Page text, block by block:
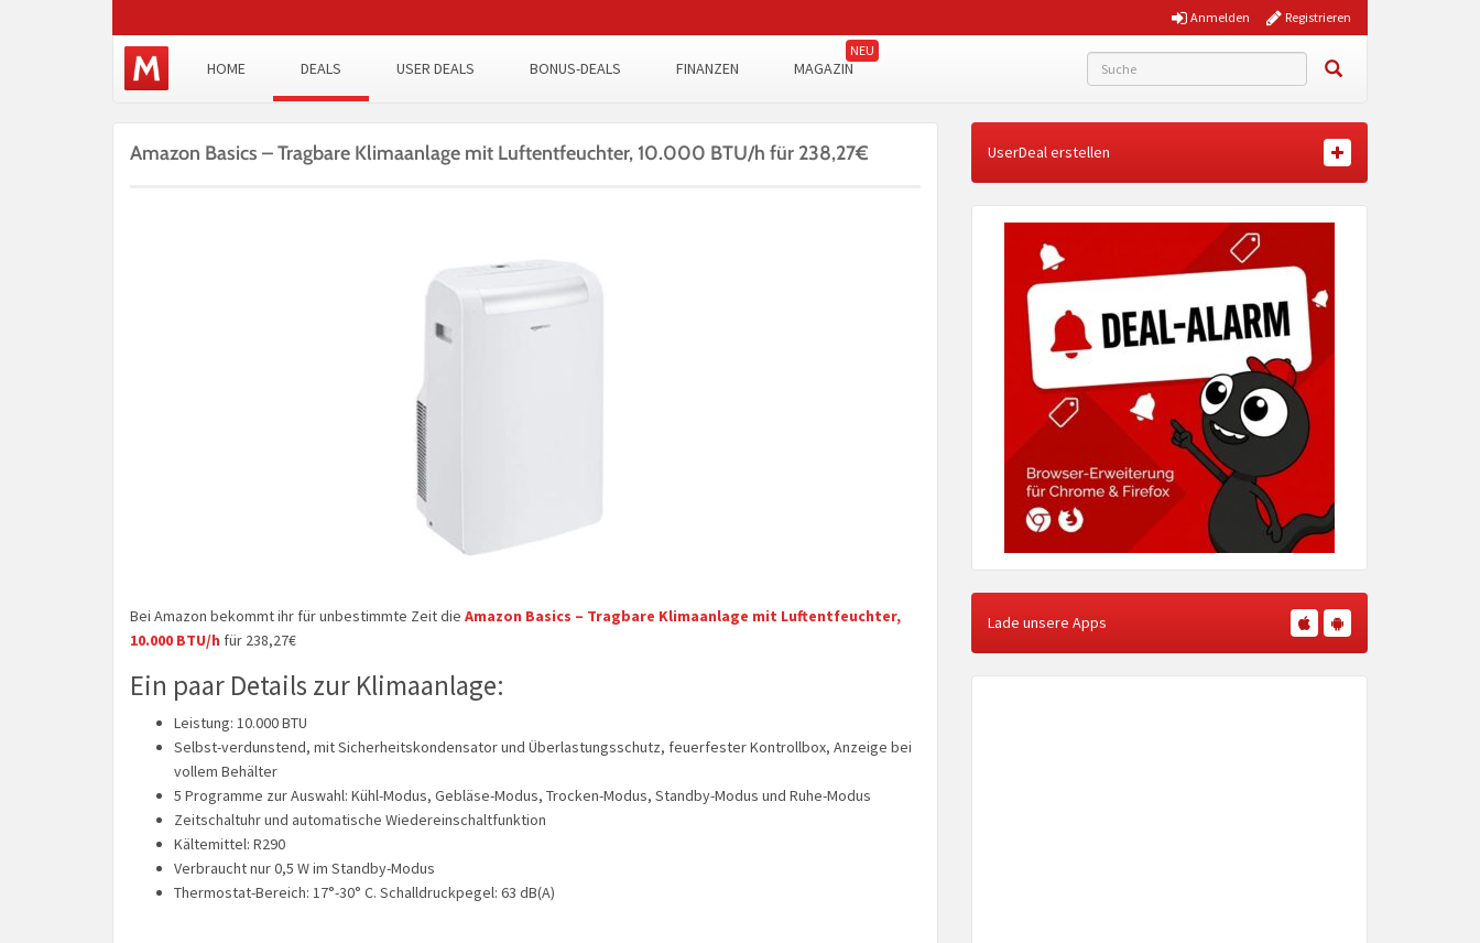
Registrieren
Anmelden
HOME DEALS USER DEALS BONUS-DEALS FINANZEN MAGAZIN
Amazon Basics – Tragbare Klimaanlage mit Luftentfeuchter, 10.000 BTU/h für 238,27€
Bei Amazon bekommt ihr für unbestimmte Zeit die Amazon Basics – Tragbare Klimaanlage mit Luftentfeuchter,
10.000 BTU/h für 238,27€
Ein paar Details zur Klimaanlage:
Leistung: 10.000 BTU
Selbst-verdunstend, mit Sicherheitskondensator und Überlastungsschutz, feuerfester Kontrollbox, Anzeige bei
vollem Behälter
5 Programme zur Auswahl: Kühl-Modus, Gebläse-Modus, Trocken-Modus, Standby-Modus und Ruhe-Modus
Zeitschaltuhr und automatische Wiedereinschaltfunktion
Kältemittel: R290
Verbraucht nur 0,5 W im Standby-Modus
Thermostat-Bereich: 17°-30° C. Schalldruckpegel: 63 dB(A)
UserDeal erstellen
Lade unsere Apps